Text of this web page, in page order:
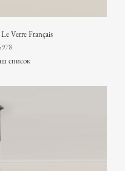
Verre Français
список